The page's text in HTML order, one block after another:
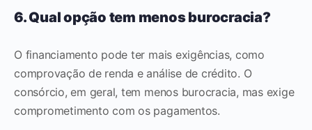
6. Qual opção tem menos burocracia?
O financiamento pode ter mais exigências, como
comprovação de renda e análise de crédito. O
consórcio, em geral, tem menos burocracia, mas exige
comprometimento com os pagamentos.